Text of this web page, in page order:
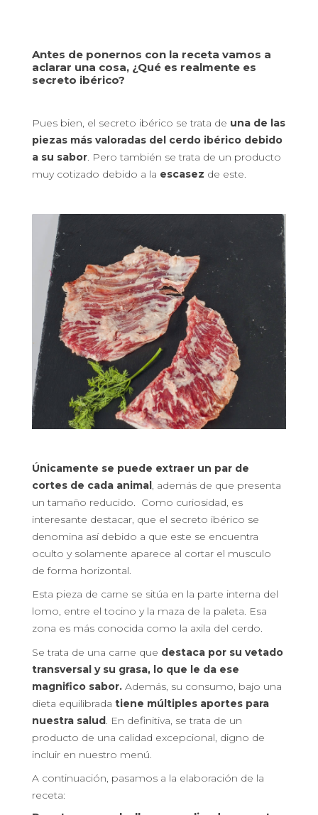
Antes de ponernos con la receta vamos a
aclarar una cosa, ¿Qué es realmente es
secreto ibérico?
Pues bien, el secreto ibérico se trata de una de las
piezas más valoradas del cerdo ibérico debido
a su sabor. Pero también se trata de un producto
muy cotizado debido a la escasez de este.
Únicamente se puede extraer un par de
cortes de cada animal, además de que presenta
un tamaño reducido. Como curiosidad, es
interesante destacar, que el secreto ibérico se
denomina así debido a que este se encuentra
oculto y solamente aparece al cortar el musculo
de forma horizontal.
Esta pieza de carne se sitúa en la parte interna del
lomo, entre el tocino y la maza de la paleta. Esa
zona es más conocida como la axila del cerdo.
Se trata de una carne que destaca por su vetado
transversal y su grasa, lo que le da ese
magnifico sabor. Además, su consumo, bajo una
dieta equilibrada tiene múltiples aportes para
nuestra salud. En definitiva, se trata de un
producto de una calidad excepcional, digno de
incluir en nuestro menú.
A continuación, pasamos a la elaboración de la
receta: